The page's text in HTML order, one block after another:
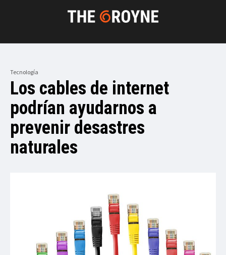
Tecnología
Los cables de internet
podrían ayudarnos a
prevenir desastres
naturales